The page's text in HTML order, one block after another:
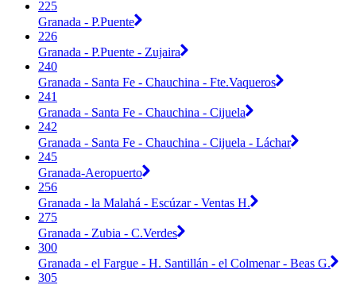
225
Granada - P.Puente
226
Granada - P.Puente - Zujaira
240
Granada - Santa Fe - Chauchina - Fte.Vaqueros
241
Granada - Santa Fe - Chauchina - Cijuela
242
Granada - Santa Fe - Chauchina - Cijuela - Láchar
245
Granada-Aeropuerto
256
Granada - la Malahá - Escúzar - Ventas H.
275
Granada - Zubia - C.Verdes
300
Granada - el Fargue - H. Santillán - el Colmenar - Beas G.
305